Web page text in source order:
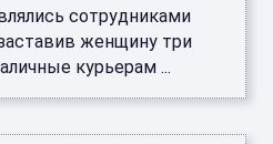
сотрудниками
женщину три
курьерам ...